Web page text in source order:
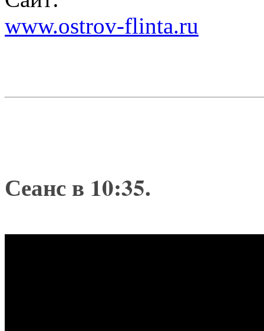
www.ostrov-flinta.ru
Сеанс в 10:35.